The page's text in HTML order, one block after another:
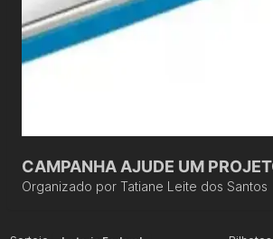
CAMPANHA AJUDE UM
Organizado por Tatiane Leite dos Santos